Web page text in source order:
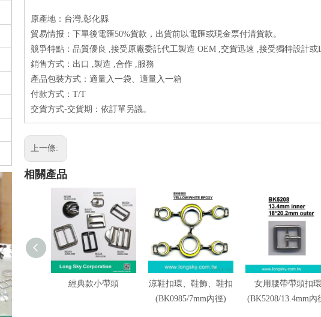
原產地：台灣,彰化縣
貿易情报：下單後電匯50%貨款，出貨前以電匯或現金票付清貨款。
競爭特點：品質優良 ,接受原廠委託代工製造 OEM ,交貨迅速 ,接受獨特設計
銷售方式：出口 ,製造 ,合作 ,服務
產品包裝方式：適量入一袋、適量入一箱
付款方式：T/T
交貨方式-交貨期：依訂單另議。
上一條:
相關產品
經典款小帶頭
涼鞋扣環、鞋飾、鞋扣
(BK0985/7mm內徑)
女用腰帶帶頭扣環
(BK5208/13.4mm內